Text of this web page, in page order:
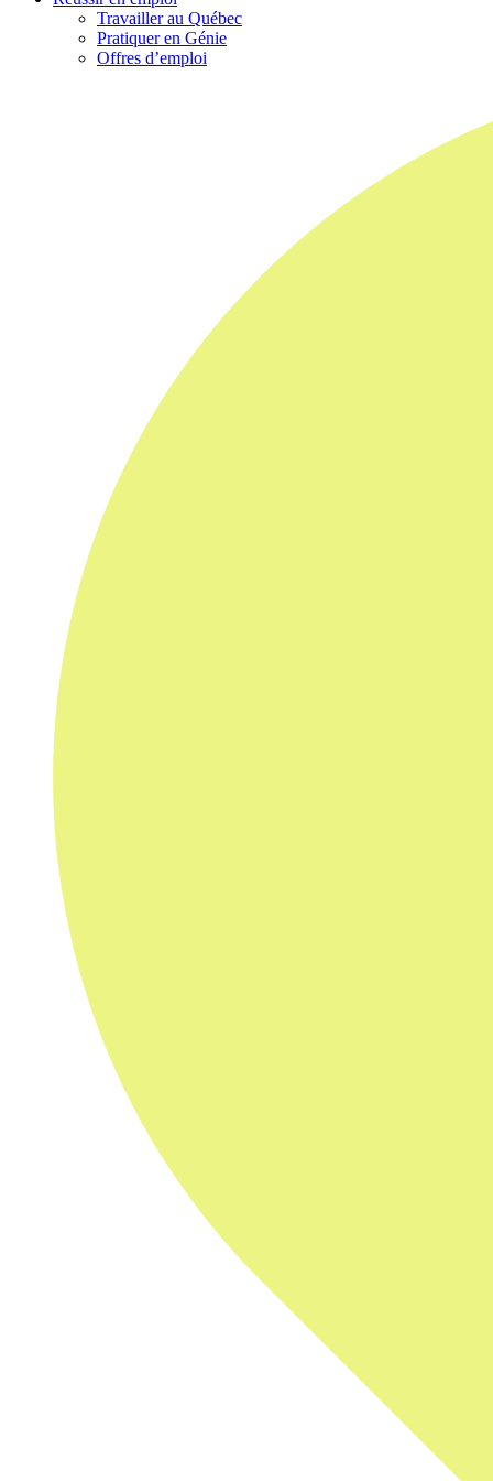
Travailler au Québec
Pratiquer en Génie
Offres d’emploi